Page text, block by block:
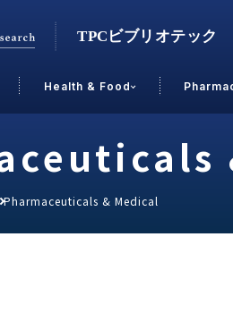
Health & Food
業界で選ぶ
Pharmaceuticals & Medical